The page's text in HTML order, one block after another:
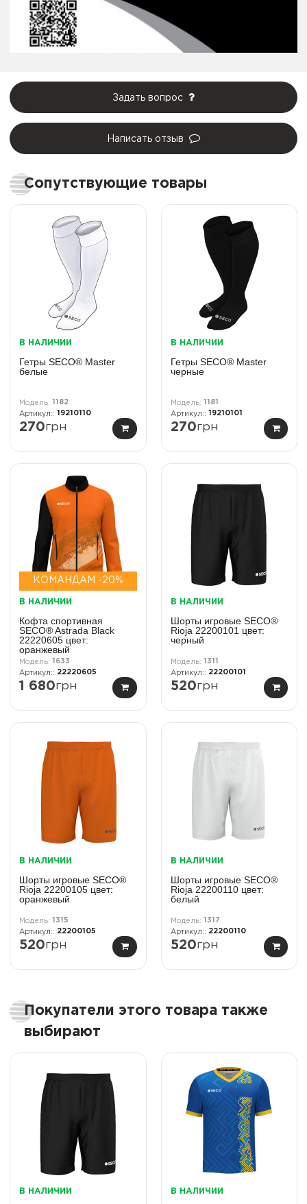
Задать вопрос
Написать отзыв
Сопутствующие товары
В НАЛИЧИИ
Гетры SECO® Master
белые
1182
19210110
270грн
В НАЛИЧИИ
Гетры SECO® Master
черные
1181
19210101
270грн
КОМАНДАМ -20%
В НАЛИЧИИ
Кофта спортивная
SECO® Astrada Black
22220605 цвет:
оранжевый
1633
22220605
1 680грн
В НАЛИЧИИ
Шорты игровые SECO®
Rioja 22200101 цвет:
черный
1311
22200101
520грн
В НАЛИЧИИ
Шорты игровые SECO®
Rioja 22200105 цвет:
оранжевый
1315
22200105
520грн
В НАЛИЧИИ
Шорты игровые SECO®
Rioja 22200110 цвет:
белый
1317
22200110
520грн
Покупатели этого товара также
выбирают
В НАЛИЧИИ В НАЛИЧИИ